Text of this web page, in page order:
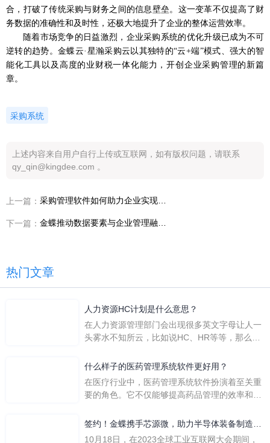
合，打破了传统采购与财务之间的信息壁垒。这一变革不仅提高了财
务数据的准确性和及时性，还极大地提升了企业的整体运营效率。
随着市场竞争的日益激烈，企业采购系统的优化升级已成为不可
逆转的趋势。金蝶云·星瀚采购云以其独特的“云+端”模式、强大的智
能化工具以及高度的业财税一体化能力，开创 企业采购管理的新篇
章。
采购系统
上述内容来自用户自行上传或互联网，如有版权问题，请联系
qy_qin@kingdee.com 。
上一篇：
下一篇：
热门文章
人力资源HC计划是什么意思？
在人力资源管理部门会出现很多英文字母让人一
头雾水不知所云，比如说HC、HR等等，那么它
么呢？
什么样子的医药管理系统软件更好用？
在医疗行业中，医药管理系统软件扮演着至关重
要的角色。它不仅能够提高药品管理的效率和准
一个好用的医药管理系统软件应具备以下特点。
签约！金蝶携手芯源微，助力半导体装备制造领
先企业迈向世界
10月18日，在2023全球工业互联网大会期间，